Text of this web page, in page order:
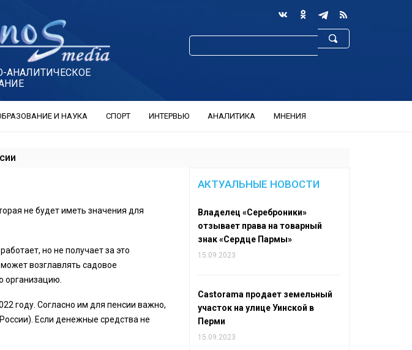
И НАУКА СПОРТ ИНТЕРВЬЮ АНАЛИТИКА МНЕНИЯ
не будет иметь значения для
но не получает за это
возглавлять садовое
организацию.
году. Согласно им для пенсии важно,
Если денежные средства не
АКТУАЛЬНЫЕ НОВОСТИ
Владелец «Сереброники»
отзывает права на товарный
знак «Сердце Пармы»
15.09.2023
Castorama продает земельный
участок на улице Уинской в
Перми
15.09.2023